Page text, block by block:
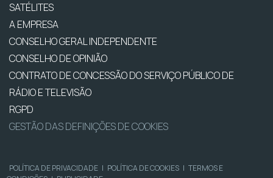
SATÉLITES
A EMPRESA
CONSELHO GERAL INDEPENDENTE
CONSELHO DE OPINIÃO
CONTRATO DE CONCESSÃO DO SERVIÇO PÚBLICO DE
RÁDIO E TELEVISÃO
RGPD
GESTÃO DAS DEFINIÇÕES DE COOKIES
POLÍTICA DE PRIVACIDADE | POLÍTICA DE COOKIES | TERMOS E